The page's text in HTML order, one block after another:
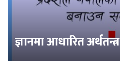
ज्ञानमा आधारित अर्थतन्त्र